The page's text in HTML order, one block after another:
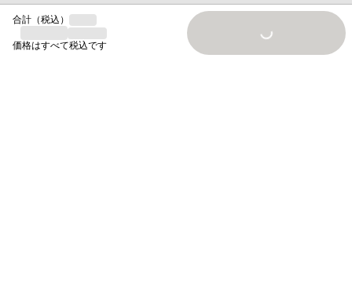
合計（税込）
価格はすべて税込です Loading...